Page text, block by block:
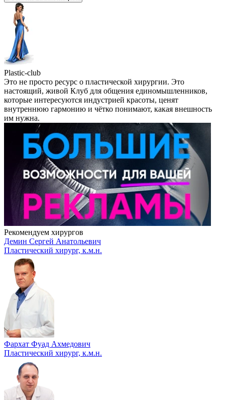
Plastic-club
Это не просто ресурс о пластической хирургии. Это
настоящий, живой Клуб для общения единомышленников,
которые интересуются индустрией красоты, ценят
внутреннюю гармонию и чётко понимают, какая внешность
им нужна.
Рекомендуем хирургов
Демин Сергей Анатольевич
Пластический хирург, к.м.н.
Фархат Фуад Ахмедович
Пластический хирург, к.м.н.